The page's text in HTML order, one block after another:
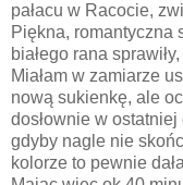
pałacu w Racocie,
Piękna, romantyczna
białego rana
Miałam w zamiarze
nową sukienkę, ale
dosłownie w
gdyby nagle nie
kolorze to pewnie